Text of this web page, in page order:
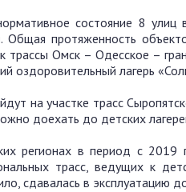
состояние 8 улиц
Общая протяженность
трассы Омск – Одесское –
оздоровительный лагерь
на участке трасс
доехать до детских
регионах в период с
трасс, ведущих к
сдавалась в эксплуатацию